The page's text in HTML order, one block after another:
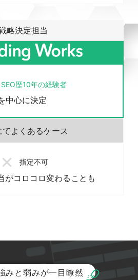
略決定担当
SEO歴10年の経験者
中心に決定
指定不可
がコロコロ変わることも
みと弱みが一目瞭然